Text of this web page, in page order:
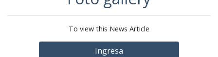
To view this News Article
Ingresa